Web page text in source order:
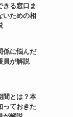
きる窓口ま
いための相
係に悩んだ
員が解説
間とは？本
っておきた